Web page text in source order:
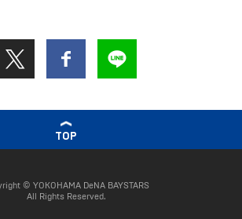
TOP
© YOKOHAMA DeNA BAYSTARS
All Rights Reserved.